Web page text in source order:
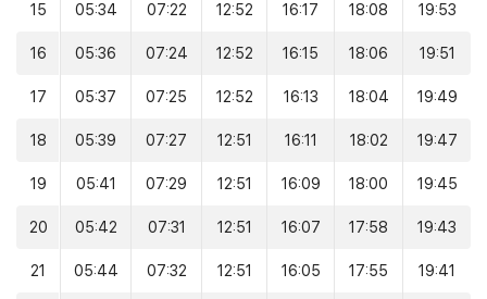
15 05:34 07:22 12:52 16:17 18:08 19:53
16 05:36 07:24 12:52 16:15 18:06 19:51
17 05:37 07:25 12:52 16:13 18:04 19:49
18 05:39 07:27 12:51 16:11 18:02 19:47
19 05:41 07:29 12:51 16:09 18:00 19:45
20 05:42 07:31 12:51 16:07 17:58 19:43
21 05:44 07:32 12:51 16:05 17:55 19:41